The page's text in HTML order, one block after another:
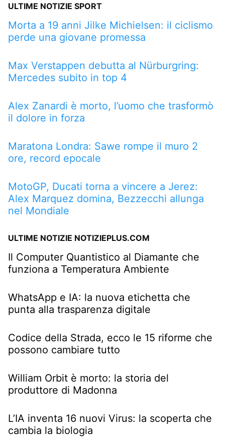
ULTIME NOTIZIE SPORT
Morta a 19 anni Jilke Michielsen: il ciclismo
perde una giovane promessa
Max Verstappen debutta al Nürburgring:
Mercedes subito in top 4
Alex Zanardi è morto, l’uomo che trasformò
il dolore in forza
Maratona Londra: Sawe rompe il muro 2
ore, record epocale
MotoGP, Ducati torna a vincere a Jerez:
Alex Marquez domina, Bezzecchi allunga
nel Mondiale
ULTIME NOTIZIE NOTIZIEPLUS.COM
Il Computer Quantistico al Diamante che
funziona a Temperatura Ambiente
WhatsApp e IA: la nuova etichetta che
punta alla trasparenza digitale
Codice della Strada, ecco le 15 riforme che
possono cambiare tutto
William Orbit è morto: la storia del
produttore di Madonna
L’IA inventa 16 nuovi Virus: la scoperta che
cambia la biologia